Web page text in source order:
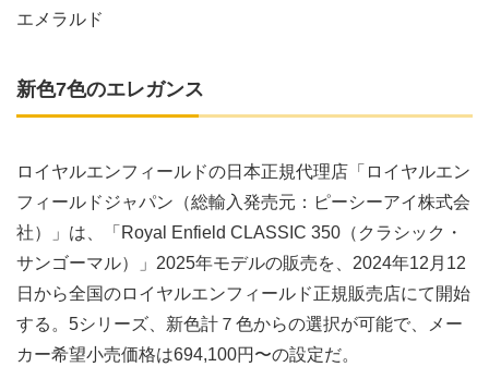
エメラルド
新色7色のエレガンス
ロイヤルエンフィールドの日本正規代理店「ロイヤルエン
フィールドジャパン（総輸入発売元：ピーシーアイ株式会
社）」は、「Royal Enfield CLASSIC 350（クラシック・
サンゴーマル）」2025年モデルの販売を、2024年12月12
日から全国のロイヤルエンフィールド正規販売店にて開始
する。5シリーズ、新色計７色からの選択が可能で、メー
カー希望小売価格は694,100円〜の設定だ。